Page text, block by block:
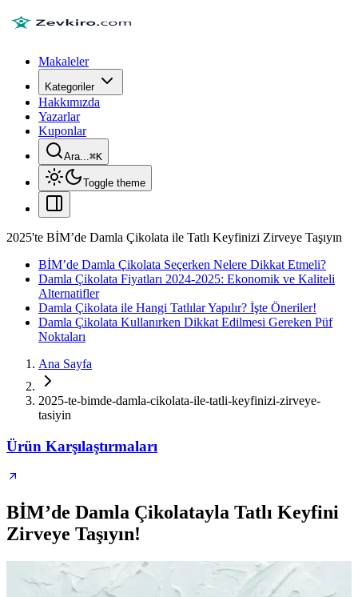
Makaleler
Kategoriler
Hakkımızda
Yazarlar
Kuponlar
Ara...⌘K
Toggle theme
2025'te BİM’de Damla Çikolata ile Tatlı Keyfinizi Zirveye Taşıyın
BİM’de Damla Çikolata Seçerken Nelere Dikkat Etmeli?
Damla Çikolata Fiyatları 2024-2025: Ekonomik ve Kaliteli
Alternatifler
Damla Çikolata ile Hangi Tatlılar Yapılır? İşte Öneriler!
Damla Çikolata Kullanırken Dikkat Edilmesi Gereken Püf
Noktaları
Ana Sayfa
2025-te-bimde-damla-cikolata-ile-tatli-keyfinizi-zirveye-
tasiyin
Ürün Karşılaştırmaları
BİM’de Damla Çikolatayla Tatlı Keyfini
Zirveye Taşıyın!